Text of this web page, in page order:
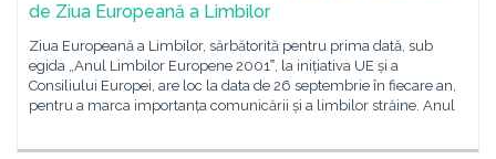
de Ziua Europeană a Limbilor
Ziua Europeană a Limbilor, sărbătorită pentru prima dată, sub
egida „Anul Limbilor Europene 2001‟, la inițiativa UE și a
Consiliului Europei, are loc la data de 26 septembrie în fiecare an,
pentru a marca importanța comunicării și a limbilor străine. Anul